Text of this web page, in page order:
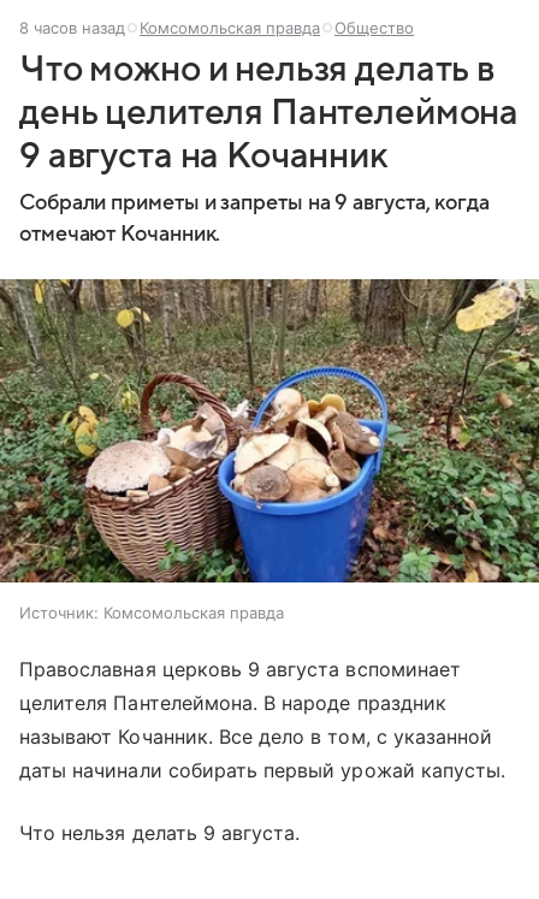
8 часов назад Комсомольская правда Общество
Что можно и нельзя делать в
день целителя Пантелеймона
9 августа на Кочанник
Собрали приметы и запреты на 9 августа, когда
отмечают Кочанник.
Источник: Комсомольская правда
Православная церковь 9 августа вспоминает
целителя Пантелеймона. В народе праздник
называют Кочанник. Все дело в том, с указанной
даты начинали собирать первый урожай капусты.
Что нельзя делать 9 августа.